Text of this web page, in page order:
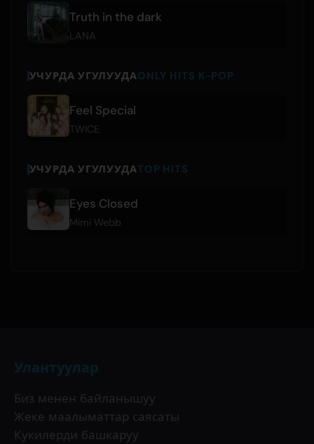
Truth in the dark
LANA
УЧУРДА УГУЛУУДАONLY HITS K-POP
Feel Special
TWICE
УЧУРДА УГУЛУУДАTOP HITS
Eyes Closed
Mimi Webb
Улантуулар
Биз менен байланышуу
Жеке маалыматтар саясаты
Кукилерди башкаруу